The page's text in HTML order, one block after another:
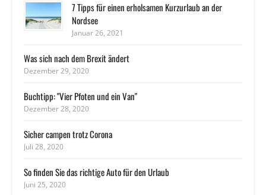
7 Tipps für einen erholsamen Kurzurlaub an der
Nordsee
Januar 26, 2021
Was sich nach dem Brexit ändert
Dezember 29, 2020
Buchtipp: "Vier Pfoten und ein Van"
Dezember 28, 2020
Sicher campen trotz Corona
Juli 28, 2020
So finden Sie das richtige Auto für den Urlaub
Juni 25, 2020